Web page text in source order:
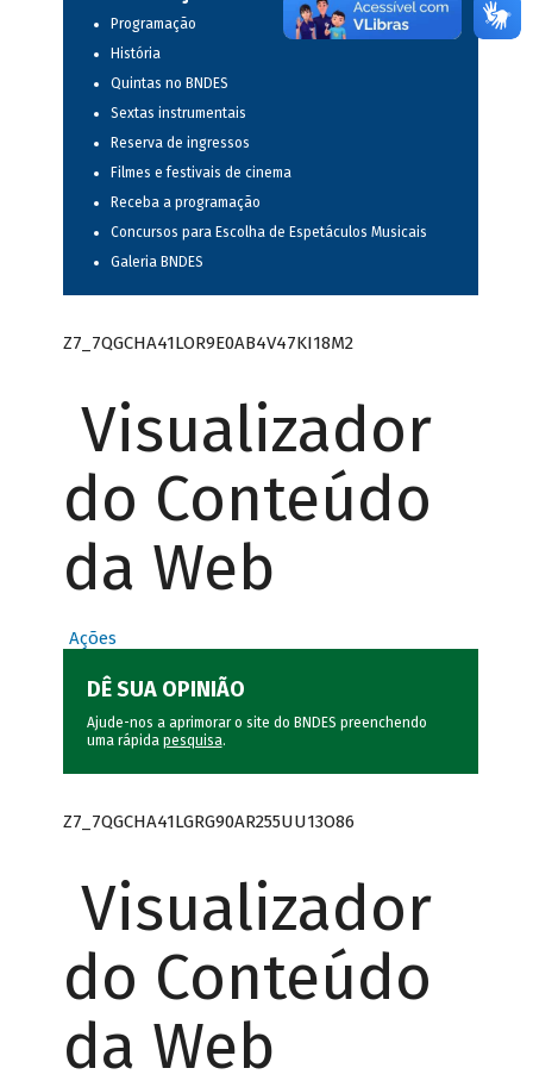
Programação
História
Quintas no BNDES
Sextas instrumentais
Reserva de ingressos
Filmes e festivais de cinema
Receba a programação
Concursos para Escolha de Espetáculos Musicais
Galeria BNDES
Z7_7QGCHA41LOR9E0AB4V47KI18M2
Visualizador
do Conteúdo
da Web
Ações
DÊ SUA OPINIÃO
Ajude-nos a aprimorar o site do BNDES preenchendo
uma rápida pesquisa.
Z7_7QGCHA41LGRG90AR255UU13O86
Visualizador
do Conteúdo
da Web